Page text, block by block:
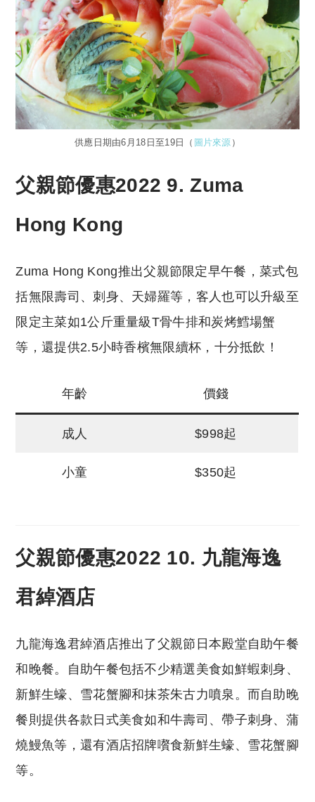
供應日期由6月18日至19日（ 圖片來源 ）
父親節優惠2022 9. Zuma
Hong Kong
Zuma Hong Kong推出父親節限定早午餐，菜式包
括無限壽司、刺身、天婦羅等，客人也可以升級至
限定主菜如1公斤重量級T骨牛排和炭烤鱈場蟹
等，還提供2.5小時香檳無限續杯，十分抵飲！
年齡 價錢
成人 $998起
小童 $350起
父親節優惠2022 10. 九龍海逸
君綽酒店
九龍海逸君綽酒店推出了父親節日本殿堂自助午餐
和晚餐。自助午餐包括不少精選美食如鮮蝦刺身、
新鮮生蠔、雪花蟹腳和抹茶朱古力噴泉。而自助晚
餐則提供各款日式美食如和牛壽司、帶子刺身、蒲
燒鰻魚等，還有酒店招牌嚽食新鮮生蠔、雪花蟹腳
等。